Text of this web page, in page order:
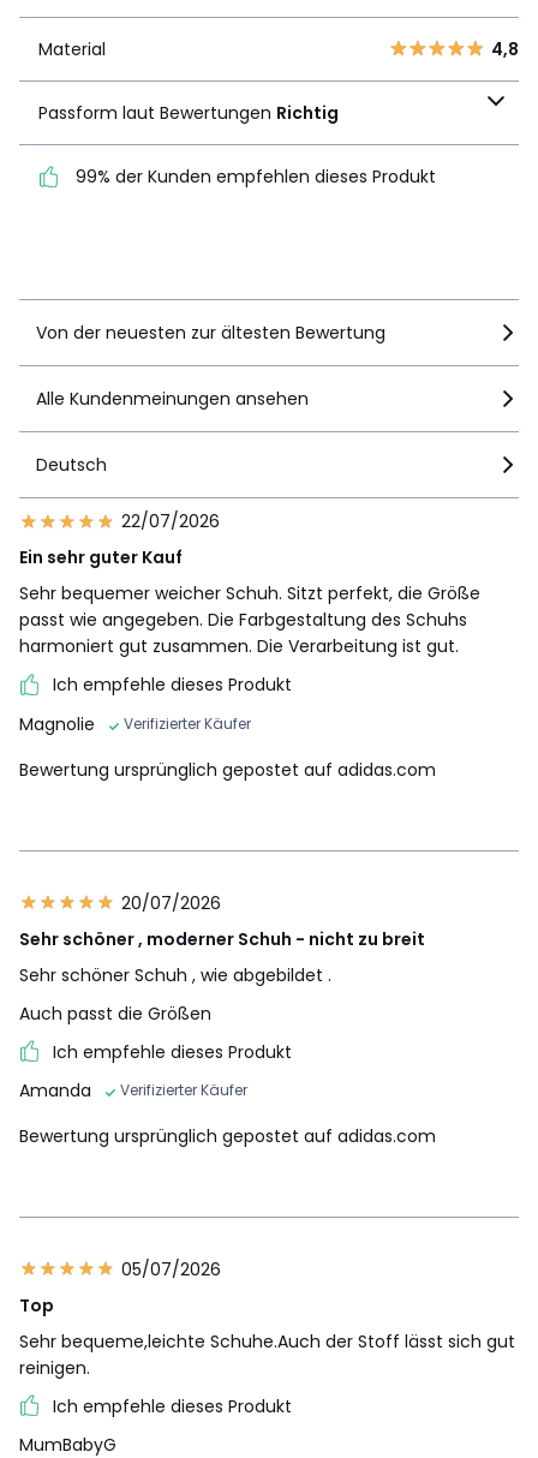
4,8
Bewertungen
99% der Kunden
Material 4,8
Passform laut Bewertungen Richtig
99% der Kunden empfehlen dieses Produkt
Von der neuesten zur ältesten Bewertung
Alle Kundenmeinungen ansehen
Deutsch
22/07/2026
Ein sehr guter Kauf
Sehr bequemer weicher Schuh. Sitzt perfekt, die Größe
passt wie angegeben. Die Farbgestaltung des Schuhs
harmoniert gut zusammen. Die Verarbeitung ist gut.
Ich empfehle dieses Produkt
Magnolie
Verifizierter Käufer
Bewertung ursprünglich gepostet auf adidas.com
20/07/2026
Sehr schöner , moderner Schuh - nicht zu breit
Sehr schöner Schuh , wie abgebildet .
Auch passt die Größen
Ich empfehle dieses Produkt
Amanda
Verifizierter Käufer
Bewertung ursprünglich gepostet auf adidas.com
05/07/2026
Top
Sehr bequeme,leichte Schuhe.Auch der Stoff lässt sich gut
reinigen.
Ich empfehle dieses Produkt
MumBabyG